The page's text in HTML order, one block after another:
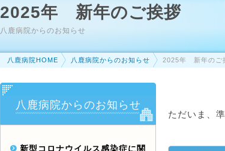
2025年 新年のご挨拶
八鹿病院からのお知らせ
八鹿病院HOME 八鹿病院からのお知らせ 2025年 新年のご
ただいま、
八鹿病院からのお知らせ
新型コロナウイルス感染症に関